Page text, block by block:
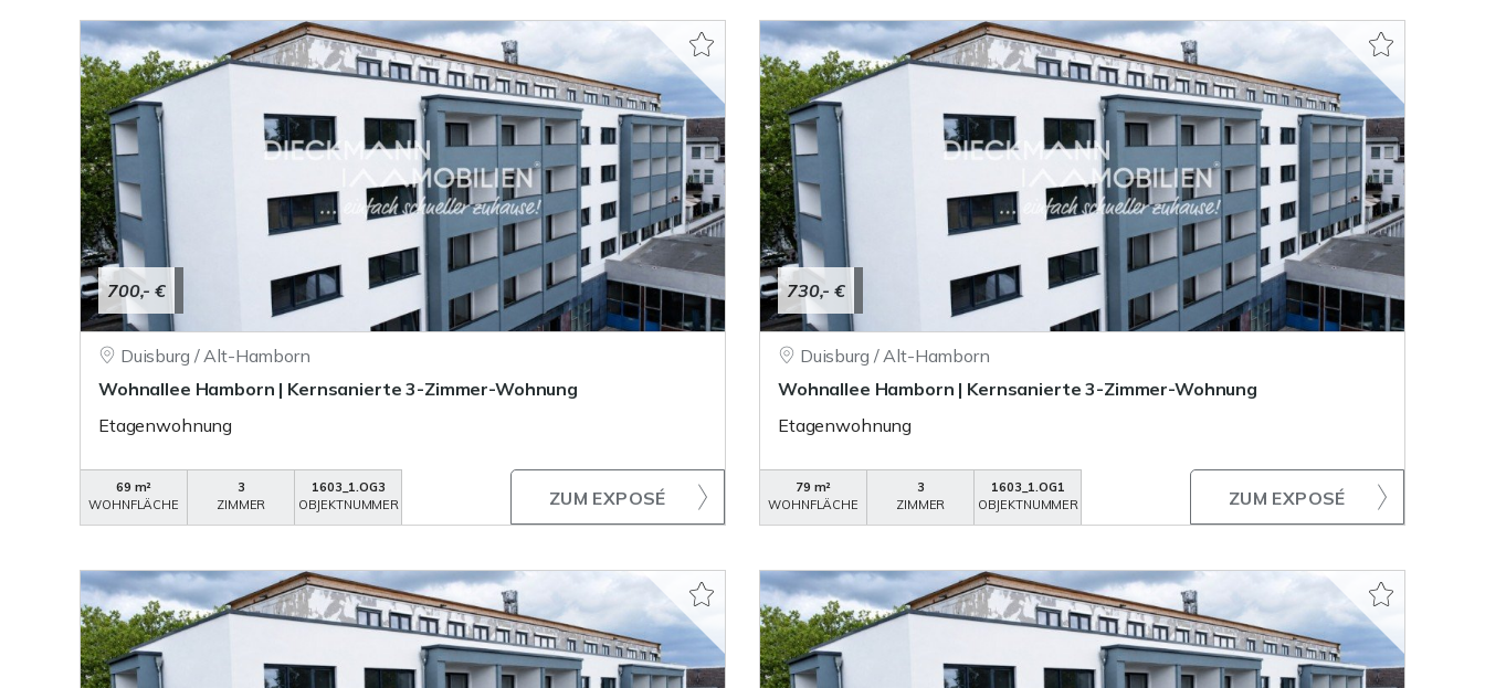
700,- €
Duisburg / Alt-Hamborn
Wohnallee Hamborn | Kernsanierte 3-Zimmer-Wohnung
Etagenwohnung
69 m²
WOHNFLÄCHE
3
ZIMMER
1603_1.OG3
OBJEKTNUMMER
ZUM EXPOSÉ
730,- €
Duisburg / Alt-Hamborn
Wohnallee Hamborn | Kernsanierte 3-Zimmer-Wohnung
Etagenwohnung
79 m²
WOHNFLÄCHE
3
ZIMMER
1603_1.OG1
OBJEKTNUMMER
ZUM EXPOSÉ